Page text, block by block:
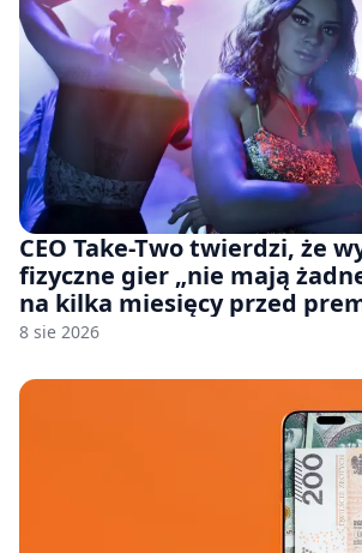
CEO Take-Two twierdzi, że
fizyczne gier „nie mają
na kilka miesięcy przed
8 sie 2026